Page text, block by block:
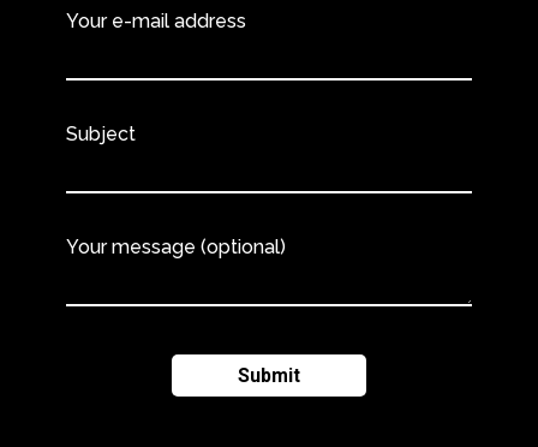
Your e-mail address
Subject
Your message (optional)